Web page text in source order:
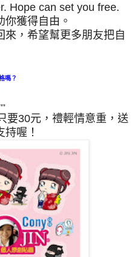
Hope can set you free.
獲得自由。
來，希望幫更多朋友把自
嗎？
要30元，禮輕情意重，送
喔！